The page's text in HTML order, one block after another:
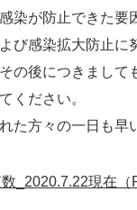
染が防止できた要
び感染拡大防止に
の後につきまして
ください。
た方々の一日も早
_2020.7.22現在（